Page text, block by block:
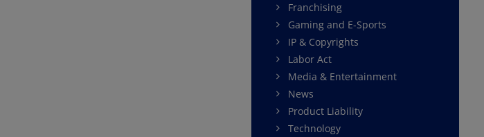
Franchising
Gaming and E-Sports
IP & Copyrights
Labor Act
Media & Entertainment
News
Product Liability
Technology